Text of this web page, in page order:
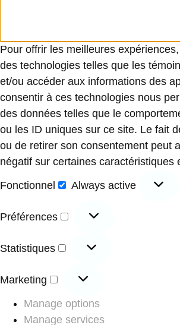
Pour offrir les meilleures
des technologies telles que les
et/ou accéder aux informations des
consentir à ces technologies nous
des données telles que le
ou les ID uniques sur ce site. Le fait
ou de retirer son consentement peut
négatif sur certaines caractéristiques
Fonctionnel
Always active
Préférences
Statistiques
Marketing
Manage options
Manage services